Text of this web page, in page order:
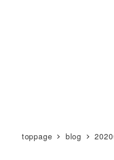
toppage blog